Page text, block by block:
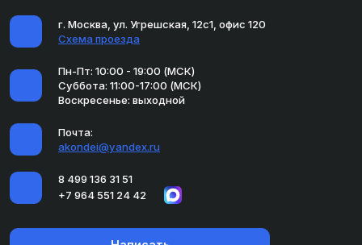
г. Москва, ул. Угрешская, 12с1, офис 120
Схема проезда
Пн-Пт: 10:00 - 19:00 (МСК)
Суббота: 11:00-17:00 (МСК)
Воскресенье: выходной
Почта:
akondei@yandex.ru
8 499 136 31 51
+7 964 551 24 42